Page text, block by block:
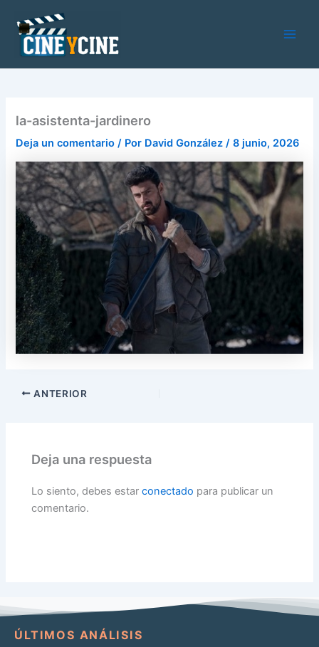
contenido
la-asistenta-jardinero
Deja un comentario / Por David González/8 junio, 2026
ANTERIOR
Deja una respuesta
Lo siento, debes estarconectado para publicar un
comentario.
ÚLTIMOS ANÁLISIS